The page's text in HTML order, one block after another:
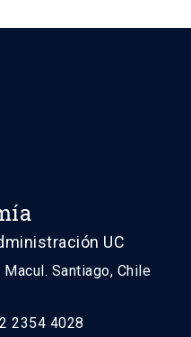
UC
Santiago, Chile
2354 4028